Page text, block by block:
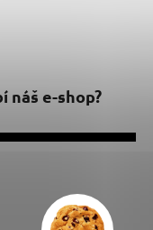
náš e-shop?